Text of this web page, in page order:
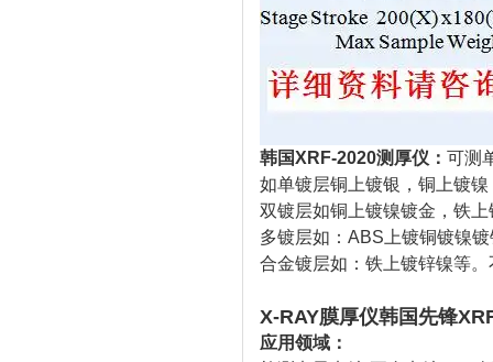
韩国XRF-2020测厚仪： 可测
如单镀层铜上镀银，铜上镀
双镀层如铜上镀镍镀金，铁
多镀层如：ABS上镀铜镀镍
合金镀层如：铁上镀锌镍等。
X-RAY膜厚仪韩国先锋
应用领域：